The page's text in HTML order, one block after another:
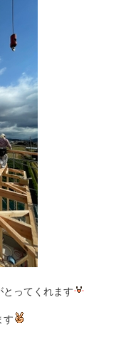
ってくれます
す